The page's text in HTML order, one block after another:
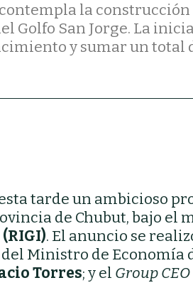
la construcción
Golfo San Jorge. La
y sumar un total
tarde un ambicioso
de Chubut, bajo el
. El anuncio se
Ministro de Economía
Torres; y el Group CEO